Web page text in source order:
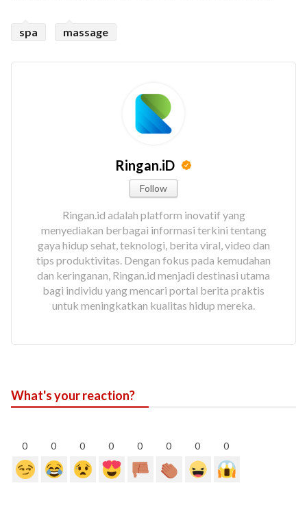
spa massage
Ringan.iD
Follow
Ringan.id adalah platform inovatif yang
menyediakan berbagai informasi terkini tentang
gaya hidup sehat, teknologi, berita viral, video dan
tips produktivitas. Dengan fokus pada kemudahan
dan keringanan, Ringan.id menjadi destinasi utama
bagi individu yang mencari portal berita praktis
untuk meningkatkan kualitas hidup mereka.
What's your reaction?
0 0 0 0 0 0 0 0